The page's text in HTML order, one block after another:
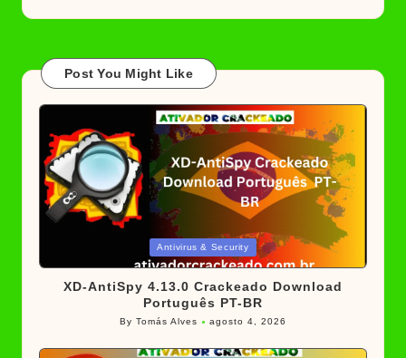
Post You Might Like
in
Antivirus & Security
XD-AntiSpy 4.13.0 Crackeado Download
Português PT-BR
Posted
ByTomás Alves agosto 4, 2026